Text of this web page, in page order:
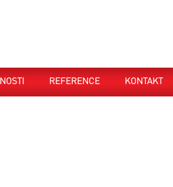
REFERENCE KONTAKT